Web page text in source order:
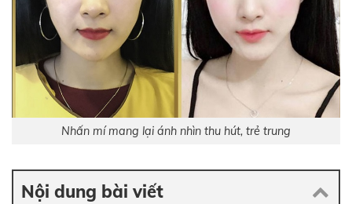
Nhấn mí mang lại ánh nhìn thu hút, trẻ trung
Nội dung bài viết